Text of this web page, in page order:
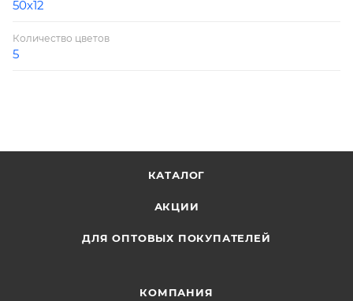
50х12
Количество цветов
5
КАТАЛОГ
АКЦИИ
ДЛЯ ОПТОВЫХ ПОКУПАТЕЛЕЙ
КОМПАНИЯ